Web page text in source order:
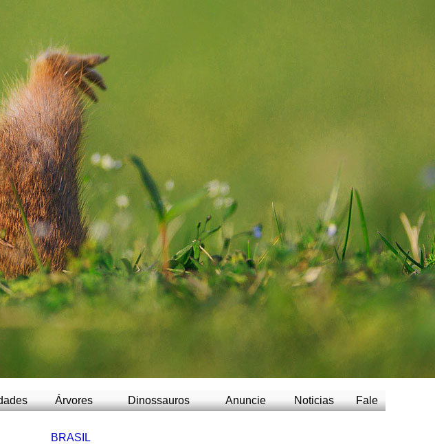
Árvores Dinossauros Anuncie Noticias Fale
BRASIL